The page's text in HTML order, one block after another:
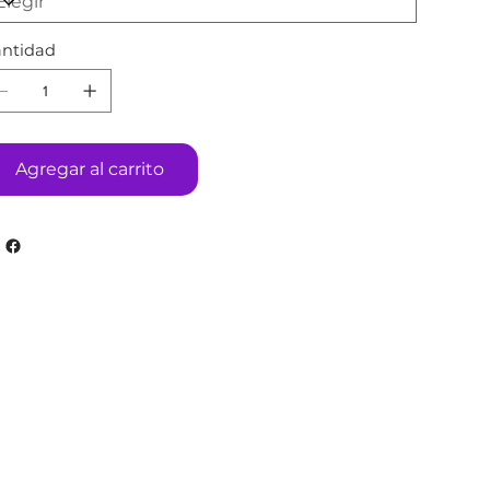
Agregar al carrito